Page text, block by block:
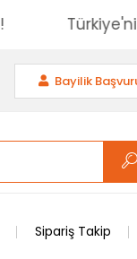
Bayilik
Sipariş Takip